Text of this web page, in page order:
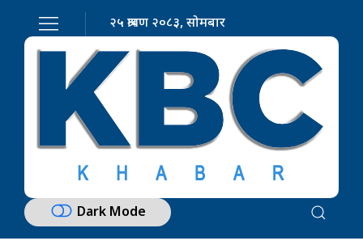
२५ श्रावण २०८३, सोमबार
Dark Mode